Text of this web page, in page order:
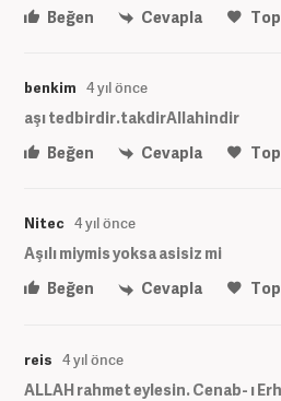
Beğen
Cevapla
benkim 4 yıl önce
aşı tedbirdir.takdirAllahindir
Beğen
Cevapla
Nitec 4 yıl önce
Aşılı miymis yoksa asisiz mi
Beğen
Cevapla
reis 4 yıl önce
ALLAH rahmet eylesin. Cenab- ı